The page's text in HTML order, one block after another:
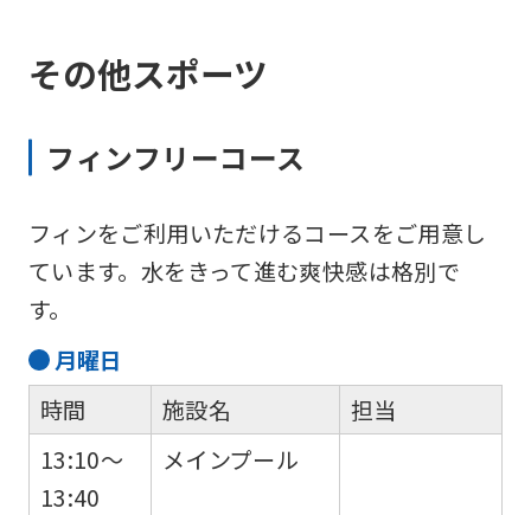
その他スポーツ
フィンフリーコース
フィンをご利用いただけるコースをご用意し
ています。水をきって進む爽快感は格別で
す。
月曜日
時間
13:10～
13:40
施設名
メインプール
担当